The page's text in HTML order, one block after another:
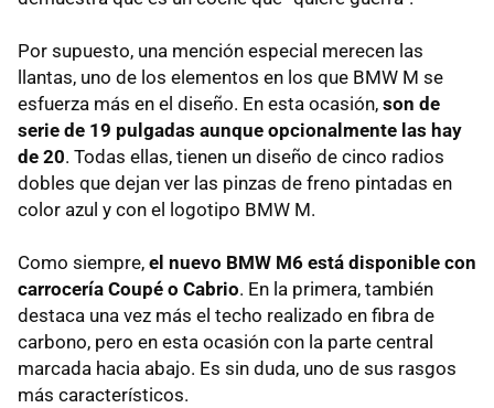
Por supuesto, una mención especial merecen las
llantas, uno de los elementos en los que BMW M se
esfuerza más en el diseño. En esta ocasión, son de
serie de 19 pulgadas aunque opcionalmente las hay
de 20. Todas ellas, tienen un diseño de cinco radios
dobles que dejan ver las pinzas de freno pintadas en
color azul y con el logotipo BMW M.
Como siempre, el nuevo BMW M6 está disponible con
carrocería Coupé o Cabrio. En la primera, también
destaca una vez más el techo realizado en fibra de
carbono, pero en esta ocasión con la parte central
marcada hacia abajo. Es sin duda, uno de sus rasgos
más característicos.